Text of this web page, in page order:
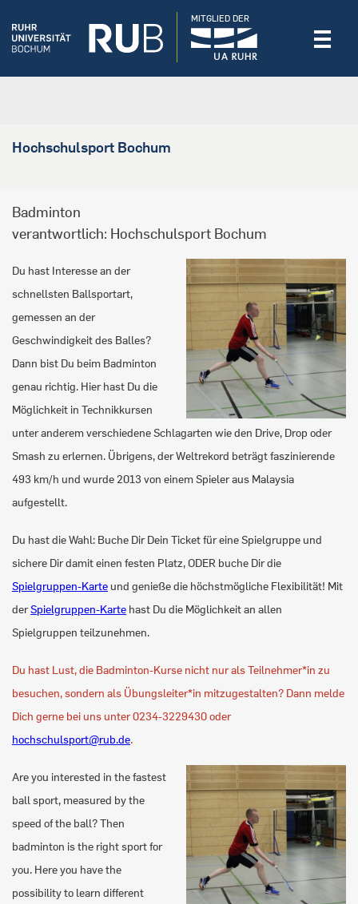
MITGLIED DER
Hochschulsport Bochum
Badminton
verantwortlich: Hochschulsport Bochum
Du hast Interesse an der
schnellsten Ballsportart,
gemessen an der
Geschwindigkeit des Balles?
Dann bist Du beim Badminton
genau richtig. Hier hast Du die
Möglichkeit in Technikkursen
unter anderem verschiedene Schlagarten wie den Drive, Drop oder
Smash zu erlernen. Übrigens, der Weltrekord beträgt faszinierende
493 km/h und wurde 2013 von einem Spieler aus Malaysia
aufgestellt.
Du hast die Wahl: Buche Dir Dein Ticket für eine Spielgruppe und
sichere Dir damit einen festen Platz, ODER buche Dir die
Spielgruppen-Karte und genieße die höchstmögliche Flexibilität! Mit
derSpielgruppen-Karte hast Du die Möglichkeit an allen
Spielgruppen teilzunehmen.
Du hast Lust, die Badminton-Kurse nicht nur als Teilnehmer*in zu
besuchen, sondern als Übungsleiter*in mitzugestalten? Dann melde
Dich gerne bei uns unter 0234-3229430 oder
hochschulsport@rub.de.
Are you interested in the fastest
ball sport, measured by the
speed of the ball? Then
badminton is the right sport for
you. Here you have the
possibility to learn different